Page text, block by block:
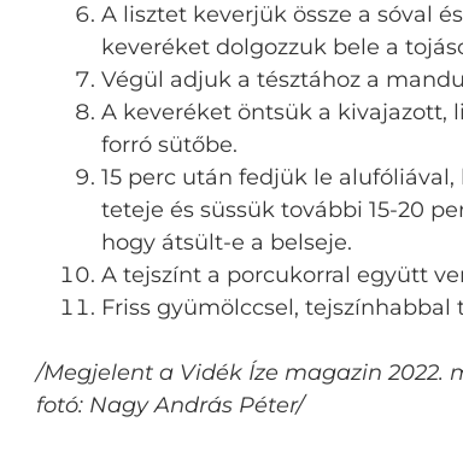
A lisztet keverjük össze a sóval
keveréket dolgozzuk bele a
Végül adjuk a tésztához a
A keveréket öntsük a kivajazott,
forró sütőbe.
15 perc után fedjük le
teteje és süssük további 15-20
hogy átsült-e a belseje.
A tejszínt a porcukorral együtt
Friss gyümölccsel, tejszínhabbal
/Megjelent a Vidék Íze magazin 2022.
fotó: Nagy András Péter/